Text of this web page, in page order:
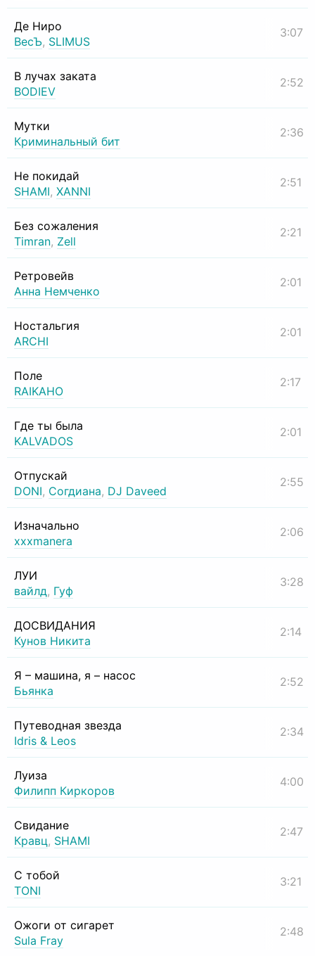
Де Ниро
ВесЪ, SLIMUS
3:07
В лучах заката
BODIEV
2:52
Мутки
Криминальный бит
2:36
Не покидай
SHAMI, XANNI
2:51
Без сожаления
Timran, Zell
2:21
Ретровейв
Анна Немченко
2:01
Ностальгия
ARCHI
2:01
Поле
RAIKAHO
2:17
Где ты была
KALVADOS
2:01
Отпускай
DONI, Согдиана, DJ Daveed
2:55
Изначально
xxxmanera
2:06
ЛУИ
вайлд, Гуф
3:28
ДОСВИДАНИЯ
Кунов Никита
2:14
Я – машина, я – насос
Бьянка
2:52
Путеводная звезда
Idris & Leos
2:34
Луиза
Филипп Киркоров
4:00
Свидание
Кравц, SHAMI
2:47
С тобой
TONI
3:21
Ожоги от сигарет
Sula Fray
2:48